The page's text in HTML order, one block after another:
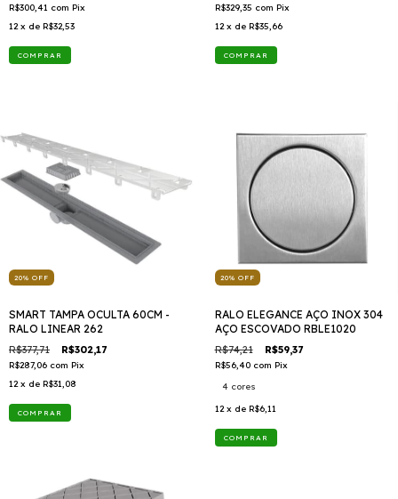
R$300,41 com Pix
12 x de R$32,53
R$329,35 com Pix
12 x de R$35,66
20% OFF
SMART TAMPA OCULTA 60CM -
RALO LINEAR 262
R$377,71 R$302,17
R$287,06 com Pix
12 x de R$31,08
20% OFF
RALO ELEGANCE AÇO INOX 304
AÇO ESCOVADO RBLE1020
R$74,21 R$59,37
R$56,40 com Pix
4 cores
12 x de R$6,11
COMPRAR